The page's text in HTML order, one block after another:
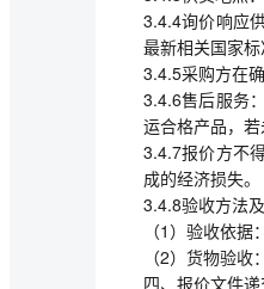
3.4.4询价响应
最新相关国家
3.4.5采购方在
3.4.6售后服务
运合格产品，
3.4.7报价方不
成的经济损失。
3.4.8验收方法
（1）验收依
（2）货物验
四、报价文件递